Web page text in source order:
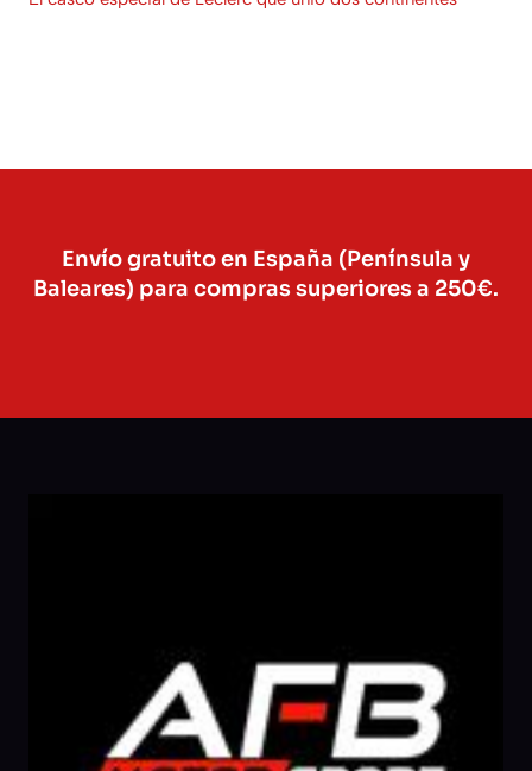
Envío gratuito en España (Península y
Baleares) para compras superiores a 250€.